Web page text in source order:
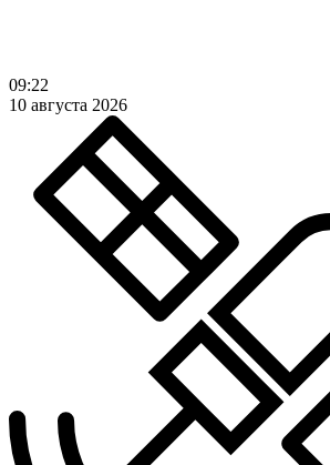
09:22
10 августа 2026